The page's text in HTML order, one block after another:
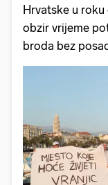
Hrvatske u
obzir vrijeme
broda bez